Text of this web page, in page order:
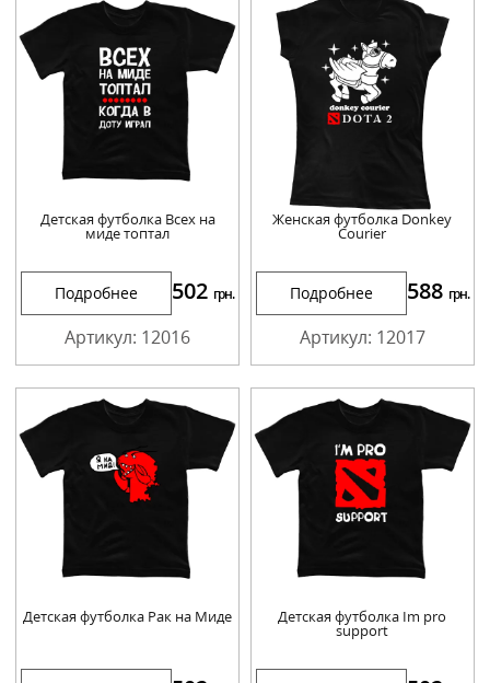
Детская футболка Всех на
миде топтал
Подробнее 502 грн.
Артикул: 12016
Женская футболка Donkey
Courier
Подробнее 588 грн.
Артикул: 12017
Детская футболка Рак на Миде Детская футболка Im pro
support